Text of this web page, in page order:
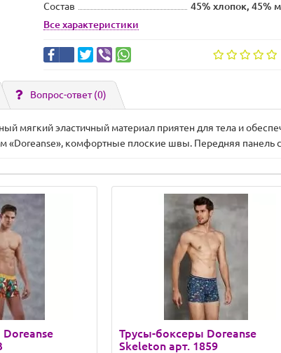
Состав
45% хлопок, 45%
Все характеристики
Вопрос-ответ(0)
мягкий эластичный материал приятен для тела и
«Doreanse», комфортные плоские швы. Передняя панель
Трусы-боксеры Doreanse
Skeleton арт. 1859